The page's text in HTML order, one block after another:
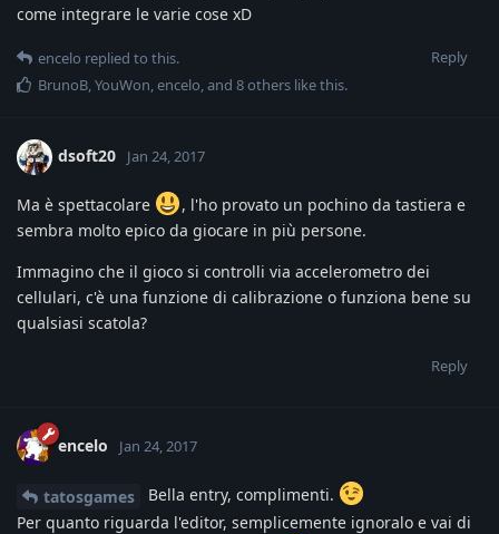
come integrare le varie cose xD
Reply
encelo replied to this.
BrunoB,YouWon,encelo, and 8others like this.
dsoft20 Jan 24, 2017
Ma è spettacolare
, l'ho provato un pochino da tastiera e
sembra molto epico da giocare in più persone.
Immagino che il gioco si controlli via accelerometro dei
cellulari, c'è una funzione di calibrazione o funziona bene su
qualsiasi scatola?
Reply
encelo Jan 24, 2017
tatosgames
Bella entry, complimenti.
Per quanto riguarda l'editor, semplicemente ignoralo e vai di